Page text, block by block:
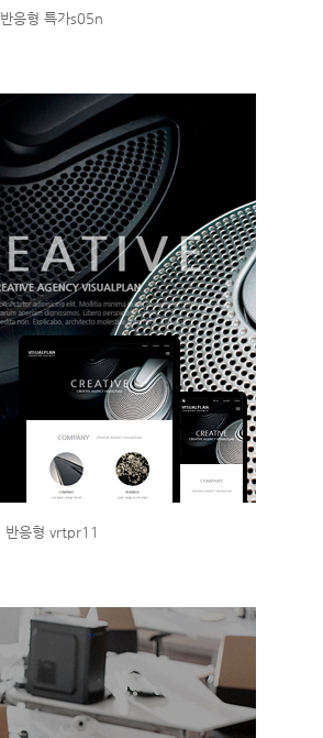
반응형 특가s05n
반응형 vrtpr11